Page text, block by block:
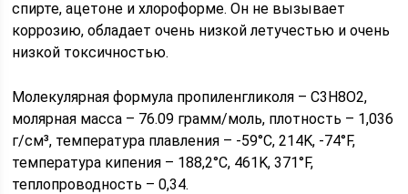
спирте, ацетоне и хлороформе. Он не вызывает
коррозию, обладает очень низкой летучестью и очень
низкой токсичностью.
Молекулярная формула пропиленгликоля – C3H8O2,
молярная масса – 76.09 грамм/моль, плотность – 1,036
г/см³, температура плавления – -59°C, 214K, -74°F,
температура кипения – 188,2°C, 461K, 371°F,
теплопроводность – 0,34.